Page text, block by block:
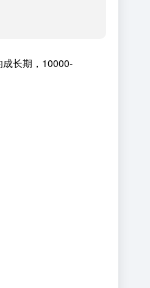
长期，10000-